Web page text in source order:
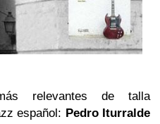
relevantes de talla
español: Pedro Iturralde